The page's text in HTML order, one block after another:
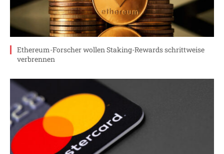
Ethereum-Forscher wollen Staking-Rewards schrittweise
verbrennen